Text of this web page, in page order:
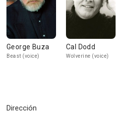
George Buza
Beast (voice)
Cal Dodd
Wolverine (voice)
Dirección